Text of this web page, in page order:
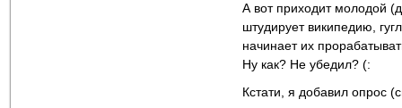
А вот приходит молодой
штудирует википедию,
начинает их
Ну как? Не убедил? (:
Кстати, я добавил опрос